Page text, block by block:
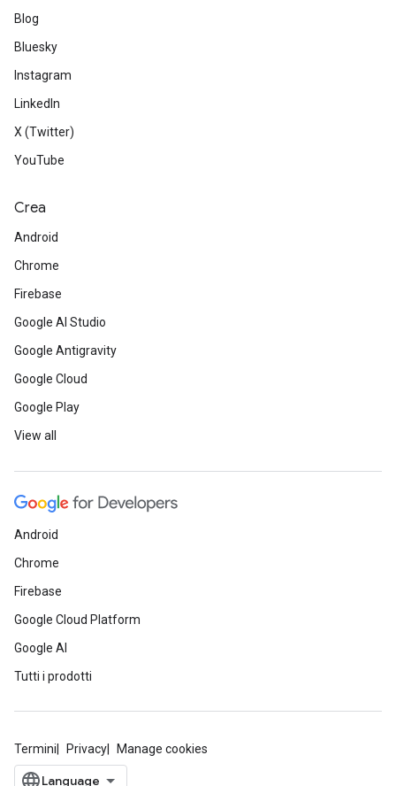
Blog
Bluesky
Instagram
LinkedIn
X (Twitter)
YouTube
Crea
Android
Chrome
Firebase
Google AI Studio
Google Antigravity
Google Cloud
Google Play
View all
Android
Chrome
Firebase
Google Cloud Platform
Google AI
Tutti i prodotti
Termini Privacy Manage cookies